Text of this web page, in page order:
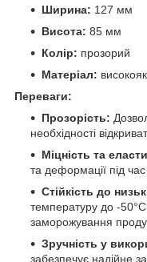
Ширина: 127 мм
Висота: 85 мм
Колір: прозорий
Матеріал:
Переваги:
Прозорість:
необхідності
Міцність та
та деформації під
Стійкість до
температуру до -
заморожування
Зручність у
забезпечує надійне